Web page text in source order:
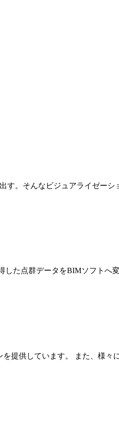
す。そんなビジュアライゼーシ
した点群データをBIMソフトへ
提供しています。 また、様々